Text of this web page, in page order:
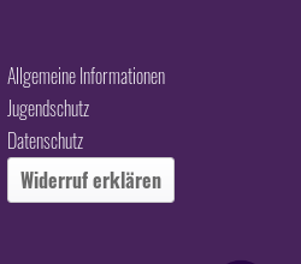
Allgemeine Informationen
Jugendschutz
Datenschutz
Widerruf erklären